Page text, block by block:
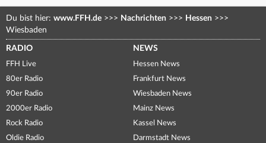
Du bist hier: www.FFH.de >>> Nachrichten >>> Hessen >>>
Wiesbaden
RADIO
FFH Live
80er Radio
90er Radio
2000er Radio
Rock Radio
Oldie Radio
NEWS
Hessen News
Frankfurt News
Wiesbaden News
Mainz News
Kassel News
Darmstadt News